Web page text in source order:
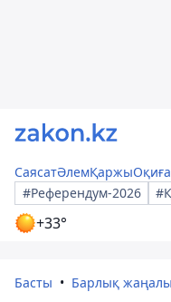
СаясатӘлемҚаржыОқиға
#Референдум-2026
+33°
Басты Барлық